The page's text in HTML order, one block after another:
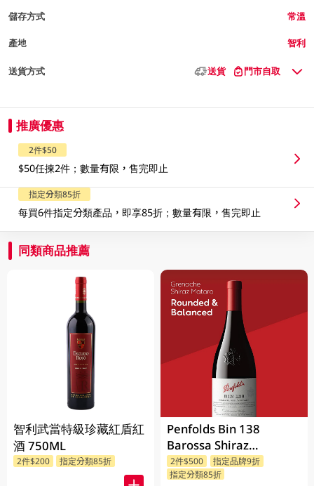
儲存方式 常溫
產地 智利
送貨方式 送貨 門市自取
推廣優惠
2件$50
$50任揀2件；數量有限，售完即止
指定分類85折
每買6件指定分類產品，即享85折；數量有限，售完即止
同類商品推薦
智利武當特級珍藏紅盾紅
酒 750ML
2件$200 指定分類85折
Penfolds Bin 138
Barossa Shiraz
Grenache Mataro
750ML
2件$500
指定品牌9折
指定分類85折